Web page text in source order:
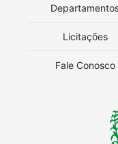
Licitações
Fale Conosco